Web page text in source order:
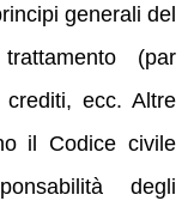
generali del
(par
crediti, ecc. Altre
il Codice civile
degli